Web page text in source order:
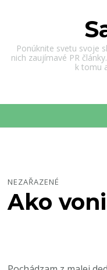
Ponúknite svetu svoje
nich zaujímavé PR
k tomu
NEZAŘAZENÉ
Ako